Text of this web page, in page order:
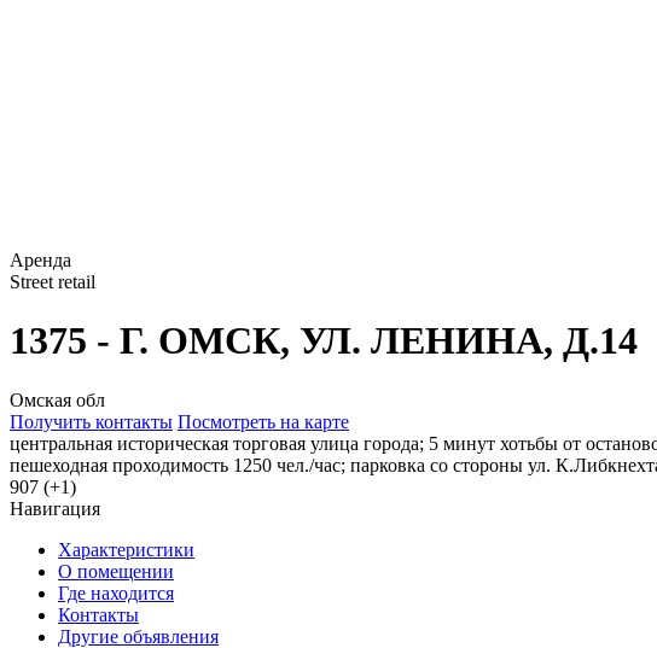
Аренда
Street retail
1375 - Г. ОМСК, УЛ. ЛЕНИНА, Д.14
Омская обл
Получить контакты Посмотреть на карте
центральная историческая торговая улица города; 5 минут хотьбы от
пешеходная проходимость 1250 чел./час; парковка со стороны ул.
907 (+1)
Навигация
Характеристики
О помещении
Где находится
Контакты
Другие объявления